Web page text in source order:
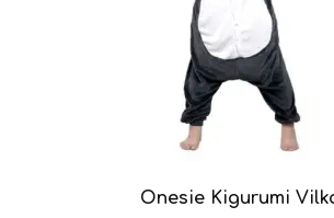
Onesie Kigurumi